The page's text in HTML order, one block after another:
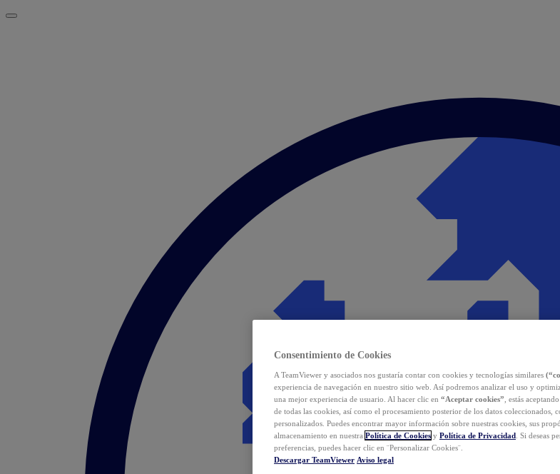
Consentimiento de Cookies
A TeamViewer y asociados nos gustaría contar con cookies y tecnologías similares
experiencia de navegación en nuestro sitio web. Así podremos analizar el uso y
una mejor experiencia de usuario. Al hacer clic en “Aceptar cookies” , estás
de todas las cookies, así como el procesamiento posterior de los datos coleccionados,
personalizados. Puedes encontrar mayor información sobre nuestras cookies, sus
almacenamiento en nuestra Política de Cookies y Política de Privacidad . Si deseas
preferencias, puedes hacer clic en ¨Personalizar Cookies¨.
Descargar TeamViewer Aviso legal